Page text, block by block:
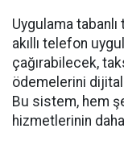
Uygulama
akıllı telefon
çağırabilecek,
ödemelerini
Bu sistem, hem
hizmetlerinin